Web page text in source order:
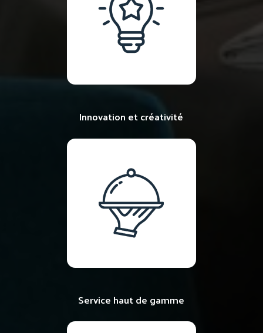
Innovation et créativité
Service haut de gamme